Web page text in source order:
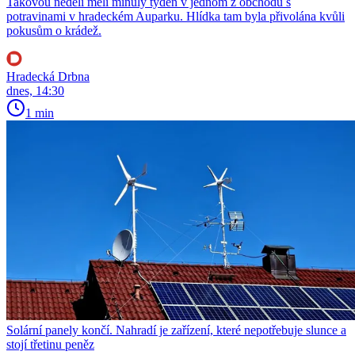
potravinami v hradeckém Auparku. Hlídka tam byla přivolána kvůli
pokusům o krádež.
Hradecká Drbna
dnes, 14:30
1 min
Solární panely končí. Nahradí je zařízení, které nepotřebuje slunce a
stojí třetinu peněz